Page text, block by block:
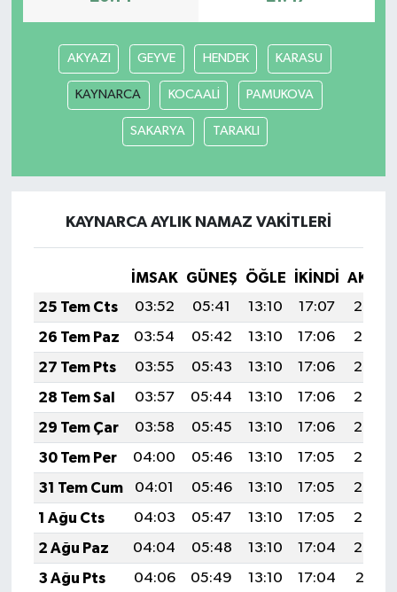
AKYAZI GEYVE HENDEK KARASU
KAYNARCA KOCAALİ PAMUKOVA
SAKARYA TARAKLI
KAYNARCA AYLIK NAMAZ VAKITLERI
İMSAK GÜNEŞ ÖĞLE İKINDI
25 Tem Cts
03:52 05:41 13:10 17:07
20:30
26 Tem Paz
03:54 05:42 13:10 17:06
20:29
27 Tem Pts
03:55 05:43 13:10 17:06
20:28
28 Tem Sal
03:57 05:44 13:10 17:06
20:27
29 Tem Çar
03:58 05:45 13:10 17:06
20:26
30 Tem Per
04:00 05:46 13:10 17:05
20:25
31 Tem Cum
04:01 05:46 13:10 17:05
20:24
1 Ağu Cts
04:03 05:47 13:10 17:05
20:23
2 Ağu Paz
04:04 05:48 13:10 17:04
20:22
3 Ağu Pts
04:06 05:49 13:10 17:04
20:21
Bitlis Müftülüğü
Bolu Müftülüğü
Burdur Müftülüğü
Bursa Müftülüğü
Çanakkale Müftülüğü
Çankırı Müftülüğü
Çorum Müftülüğü
Diyarbakır Müftülüğü
Düzce Müftülüğü
Edirne Müftülüğü
Erzincan Müftülüğü
Sağlık
Makaleler
Duyurular
Podcast
Bilim, Teknoloji
Biyografiler
İhtida Haberleri
YAŞAM